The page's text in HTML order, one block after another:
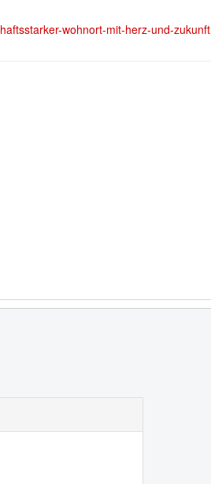
wohnort-mit-herz-und-zukunft
Herz